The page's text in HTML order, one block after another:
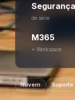
Segurança
de série
M365
+ Workspace
Nuvem Suporte